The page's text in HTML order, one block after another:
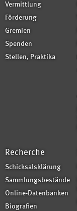
Vermittlung
Förderung
Gremien
Spenden
Stellen, Praktika
Recherche
Schicksalsklärung
Sammlungsbestände
Online-Datenbanken
Biografien